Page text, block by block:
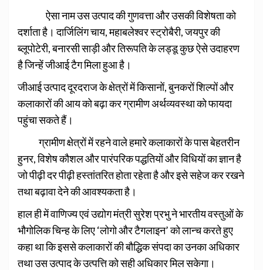
ऐसा नाम उस उत्पाद की गुणवत्ता और उसकी विशेषता को
दर्शाता है। दार्जिलिंग चाय, महाबलेश्वर स्ट्रोबैरी, जयपुर की
ब्लूपोटेरी, बनारसी साड़ी और तिरूपति के लड्डू कुछ ऐसे उदाहरण
है जिन्हें जीआई टैग मिला हुआ है।
जीआई उत्पाद दूरदराज के क्षेत्रों में किसानों, बुनकरों शिल्पों और
कलाकारों की आय को बढ़ा कर ग्रामीण अर्थव्यवस्था को फायदा
पहुंचा सकते हैं।
ग्रामीण क्षेत्रों में रहने वाले हमारे कलाकारों के पास बेहतरीन
हुनर, विशेष कौशल और पारंपरिक पद्धतियों और विधियों का ज्ञान है
जो पीढ़ी दर पीढ़ी हस्तांतरित होता रहेता है और इसे सहेज कर रखने
तथा बढ़ावा देने की आवश्यकता है।
हाल ही में वाणिज्य एवं उद्योग मंत्री सुरेश प्रभु ने भारतीय वस्तुओं के
भौगोलिक चिन्ह के लिए ‘लोगो और टैगलाइन’ को लान्च करते हुए
कहा था कि इससे कलाकारों की बौद्धिक संपदा का उनका अधिकार
तथा उस उत्पाद के उत्पत्ति को सही अधिकार मिल सकेगा।